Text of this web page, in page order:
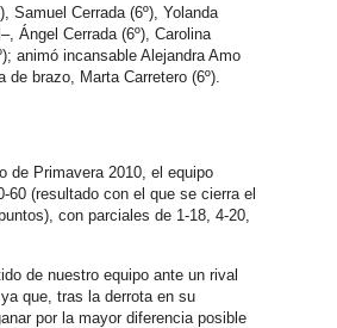
Samuel Cerrada (6º), Yolanda
Ángel Cerrada (6º), Carolina
animó incansable Alejandra Amo
de brazo, Marta Carretero (6º).
de Primavera 2010, el equipo
60 (resultado con el que se cierra el
con parciales de 1-18, 4-20,
de nuestro equipo ante un rival
que, tras la derrota en su
por la mayor diferencia posible